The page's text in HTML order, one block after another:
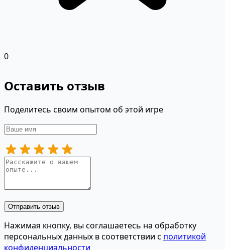
0
Оставить отзыв
Поделитесь своим опытом об этой игре
Отправить отзыв
Нажимая кнопку, вы соглашаетесь на обработку
персональных данных в соответствии с политикой
конфиденциальности